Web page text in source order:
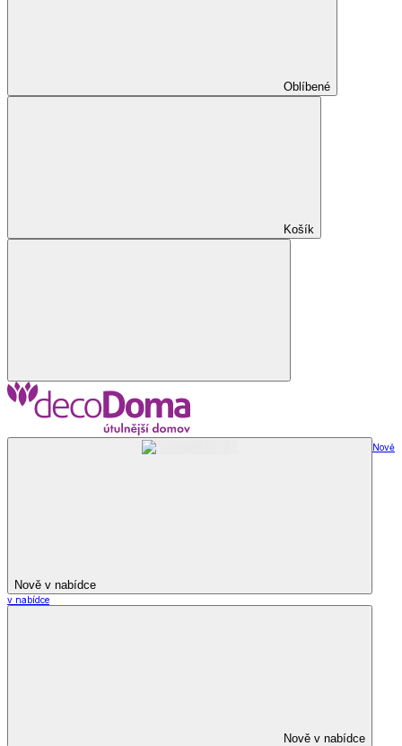
Oblíbené
Košík
Nově v nabídce
Nově
v nabídce
Nově v nabídce